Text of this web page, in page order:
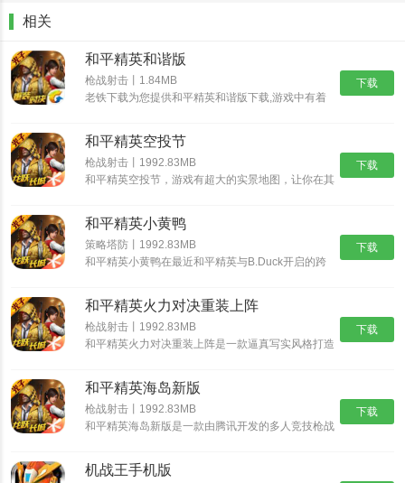
（图：新近战武器——金箍棒）
游戏玩法：
摘得胜利的桂冠！
2.大地图的安全区域会不断缩小，让所有玩家都汇聚在一个地方，带
来紧张刺激的对战体验。
的队友，取胜就变得更加简单！
4.丰富的对战地图等待玩家前来体验，每一张地图的地形设计和物资
（图：光影工程互动玩法——光影飞车）
这一次的版本大更新内容非常丰富，带来了全新的玩法内容，还对原
有模式进行了一定程度的优化，让玩家的游戏体验和游戏氛围都变得
影工厂更是让人眼前一亮的特色内容，感兴趣的玩家快来了解一下
相关
下载
和平精英和谐版
枪战射击丨1.84MB
老铁下载为您提供和平精英和谐版下载,游戏中有着
的收集和使用，还有着各种载具帮助跑毒，还能和你
的小伙伴们一起组队开黑，享受更多的乐趣。《和平
精英破解版》为玩家们准备了无限的点券，让你可以
下载
和平精英空投节
枪战射击丨1992.83MB
和平精英空投节，游戏有超大的实景地图，让你在其
面自由施展。
下载
和平精英小黄鸭
策略塔防丨1992.83MB
和平精英小黄鸭在最近和平精英与B.Duck开启的跨
小黄鸭的具体位置在哪里吧!
下载
和平精英火力对决重装上阵
枪战射击丨1992.83MB
和平精英火力对决重装上阵是一款逼真写实风格打造
谁能在这个恶劣的环境下活到最后!
下载
和平精英海岛新版
枪战射击丨1992.83MB
和平精英海岛新版是一款由腾讯开发的多人竞技枪战
来拾取，玩家需要在警报圈内进行对战。
机战王手机版